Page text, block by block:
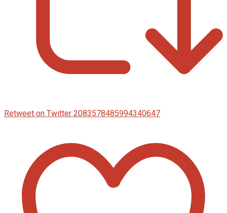
Retweet on Twitter 2083578485994340647